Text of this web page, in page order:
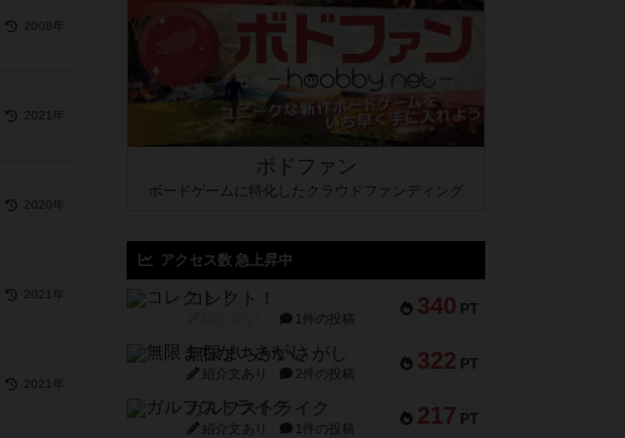
2008年
2021年
2020年
2021年
2021年
ボドファン
ボードゲームに特化したクラウドファンディング
アクセス数 急上昇中
340 PT
コレクト！
1件の投稿
322 PT
無限まちがいさがし
紹介文あり 2件の投稿
217 PT
ガルフストライク
紹介文あり 1件の投稿